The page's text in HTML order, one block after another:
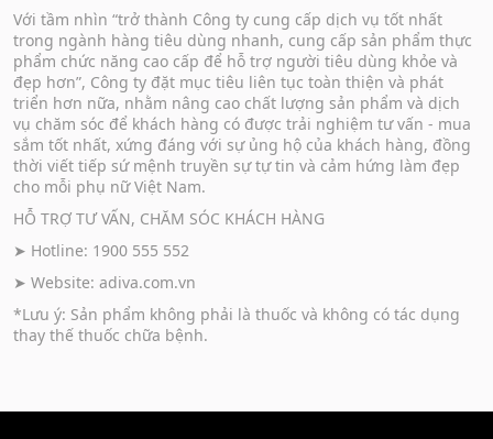
Với tầm nhìn “trở thành Công ty cung cấp dịch vụ tốt nhất
trong ngành hàng tiêu dùng nhanh, cung cấp sản phẩm thực
phẩm chức năng cao cấp để hỗ trợ người tiêu dùng khỏe và
đẹp hơn”, Công ty đặt mục tiêu liên tục toàn thiện và phát
triển hơn nữa, nhằm nâng cao chất lượng sản phẩm và dịch
vụ chăm sóc để khách hàng có được trải nghiệm tư vấn - mua
sắm tốt nhất, xứng đáng với sự ủng hộ của khách hàng, đồng
thời viết tiếp sứ mệnh truyền sự tự tin và cảm hứng làm đẹp
cho mỗi phụ nữ Việt Nam.
HỖ TRỢ TƯ VẤN, CHĂM SÓC KHÁCH HÀNG
➤ Hotline: 1900 555 552
➤ Website: adiva.com.vn
*Lưu ý: Sản phẩm không phải là thuốc và không có tác dụng
thay thế thuốc chữa bệnh.